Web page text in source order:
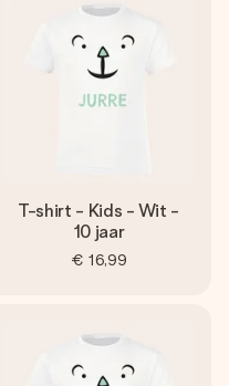
T-shirt - Kids - Wit -
10 jaar
€ 16,99